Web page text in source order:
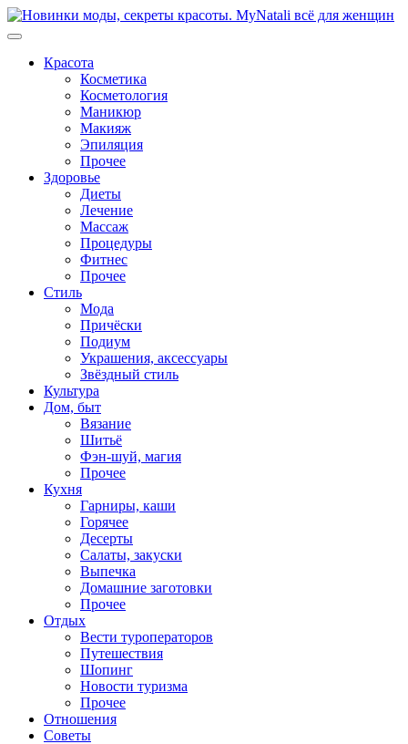
Перейти
к
Красота
Косметика
Косметология
Маникюр
Макияж
Эпиляция
Прочее
Здоровье
Диеты
Лечение
Массаж
Процедуры
Фитнес
Прочее
Стиль
Мода
Причёски
Подиум
Украшения, аксессуары
Звёздный стиль
Культура
Дом, быт
Вязание
Шитьё
Фэн-шуй, магия
Прочее
Кухня
Гарниры, каши
Горячее
Десерты
Салаты, закуски
Выпечка
Домашние заготовки
Прочее
Отдых
Вести туроператоров
Путешествия
Шопинг
Новости туризма
Прочее
Отношения
Советы